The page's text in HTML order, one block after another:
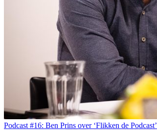
Podcast #16: Ben Prins over ‘Flikken de Podcast’